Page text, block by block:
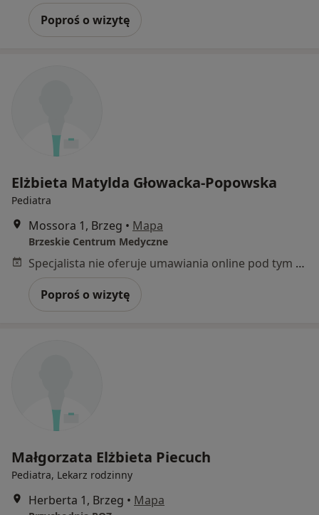
Poproś o wizytę
Elżbieta Matylda Głowacka-Popowska
Pediatra
Mossora 1, Brzeg • Mapa
Brzeskie Centrum Medyczne
Specjalista nie oferuje umawiania online pod tym adresem.
Poproś o wizytę
Małgorzata Elżbieta Piecuch
Pediatra, Lekarz rodzinny
Herberta 1, Brzeg • Mapa